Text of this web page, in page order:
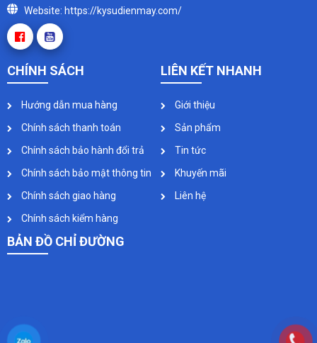
Website: https://kysudienmay.com/
CHÍNH SÁCH
Hướng dẫn mua hàng
Chính sách thanh toán
Chính sách bảo hành đổi trả
Chính sách bảo mật thông tin
Chính sách giao hàng
Chính sách kiểm hàng
LIÊN KẾT NHANH
Giới thiệu
Sản phẩm
Tin tức
Khuyến mãi
Liên hệ
BẢN ĐỒ CHỈ ĐƯỜNG